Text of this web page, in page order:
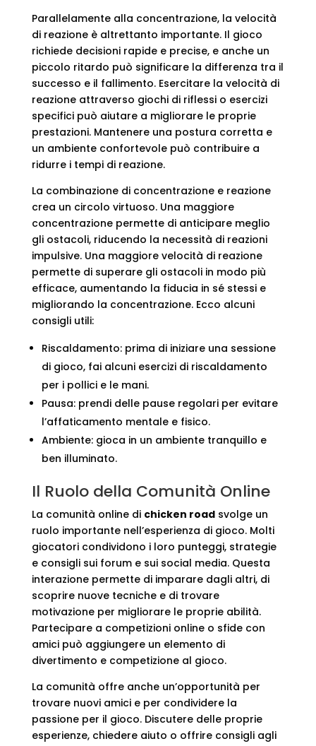
Parallelamente alla concentrazione, la velocità
di reazione è altrettanto importante. Il gioco
richiede decisioni rapide e precise, e anche un
piccolo ritardo può significare la differenza tra il
successo e il fallimento. Esercitare la velocità di
reazione attraverso giochi di riflessi o esercizi
specifici può aiutare a migliorare le proprie
prestazioni. Mantenere una postura corretta e
un ambiente confortevole può contribuire a
ridurre i tempi di reazione.
La combinazione di concentrazione e reazione
crea un circolo virtuoso. Una maggiore
concentrazione permette di anticipare meglio
gli ostacoli, riducendo la necessità di reazioni
impulsive. Una maggiore velocità di reazione
permette di superare gli ostacoli in modo più
efficace, aumentando la fiducia in sé stessi e
migliorando la concentrazione. Ecco alcuni
consigli utili:
Riscaldamento: prima di iniziare una sessione
di gioco, fai alcuni esercizi di riscaldamento
per i pollici e le mani.
Pausa: prendi delle pause regolari per evitare
l’affaticamento mentale e fisico.
Ambiente: gioca in un ambiente tranquillo e
ben illuminato.
Il Ruolo della Comunità Online
La comunità online di chicken roadsvolge un
ruolo importante nell’esperienza di gioco. Molti
giocatori condividono i loro punteggi, strategie
e consigli sui forum e sui social media. Questa
interazione permette di imparare dagli altri, di
scoprire nuove tecniche e di trovare
motivazione per migliorare le proprie abilità.
Partecipare a competizioni online o sfide con
amici può aggiungere un elemento di
divertimento e competizione al gioco.
La comunità offre anche un’opportunità per
trovare nuovi amici e per condividere la
passione per il gioco. Discutere delle proprie
esperienze, chiedere aiuto o offrire consigli agli